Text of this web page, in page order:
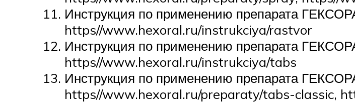
Инструкция по применению препарата
https//www.hexoral.ru/instrukciya/rastvor
Инструкция по применению препарата
https//www.hexoral.ru/instrukciya/tabs
Инструкция по применению препарата
https//www.hexoral.ru/preparaty/tabs-classic,